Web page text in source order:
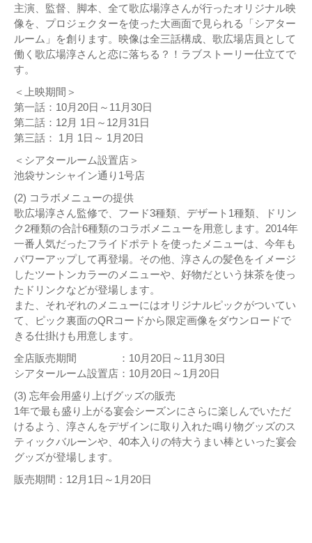
主演、監督、脚本、全て歌広場淳さんが行ったオリジナル映
像を、プロジェクターを使った大画面で見られる「シアター
ルーム」を創ります。映像は全三話構成、歌広場店員として
働く歌広場淳さんと恋に落ちる？！ラブストーリー仕立てで
す。
＜上映期間＞
第一話：10月20日～11月30日
第二話：12月 1日～12月31日
第三話： 1月 1日～ 1月20日
＜シアタールーム設置店＞
池袋サンシャイン通り1号店
(2) コラボメニューの提供
歌広場淳さん監修で、フード3種類、デザート1種類、ドリン
ク2種類の合計6種類のコラボメニューを用意します。2014年
一番人気だったフライドポテトを使ったメニューは、今年も
パワーアップして再登場。その他、淳さんの髪色をイメージ
したツートンカラーのメニューや、好物だという抹茶を使っ
たドリンクなどが登場します。
また、それぞれのメニューにはオリジナルピックがついてい
て、ピック裏面のQRコードから限定画像をダウンロードで
きる仕掛けも用意します。
全店販売期間 ：10月20日～11月30日
シアタールーム設置店：10月20日～1月20日
(3) 忘年会用盛り上げグッズの販売
1年で最も盛り上がる宴会シーズンにさらに楽しんでいただ
けるよう、淳さんをデザインに取り入れた鳴り物グッズのス
ティックバルーンや、40本入りの特大うまい棒といった宴会
グッズが登場します。
販売期間：12月1日～1月20日